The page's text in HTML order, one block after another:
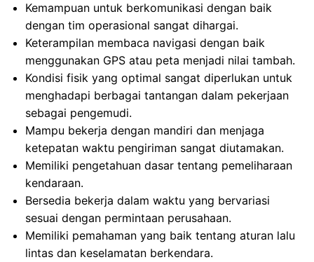
Kemampuan untuk berkomunikasi dengan baik
dengan tim operasional sangat dihargai.
Keterampilan membaca navigasi dengan baik
menggunakan GPS atau peta menjadi nilai tambah.
Kondisi fisik yang optimal sangat diperlukan untuk
menghadapi berbagai tantangan dalam pekerjaan
sebagai pengemudi.
Mampu bekerja dengan mandiri dan menjaga
ketepatan waktu pengiriman sangat diutamakan.
Memiliki pengetahuan dasar tentang pemeliharaan
kendaraan.
Bersedia bekerja dalam waktu yang bervariasi
sesuai dengan permintaan perusahaan.
Memiliki pemahaman yang baik tentang aturan lalu
lintas dan keselamatan berkendara.